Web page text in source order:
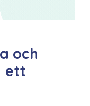
och
ett